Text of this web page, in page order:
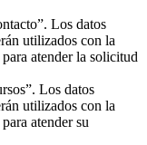
Los datos
utilizados con la
atender la solicitud
Los datos
utilizados con la
atender su